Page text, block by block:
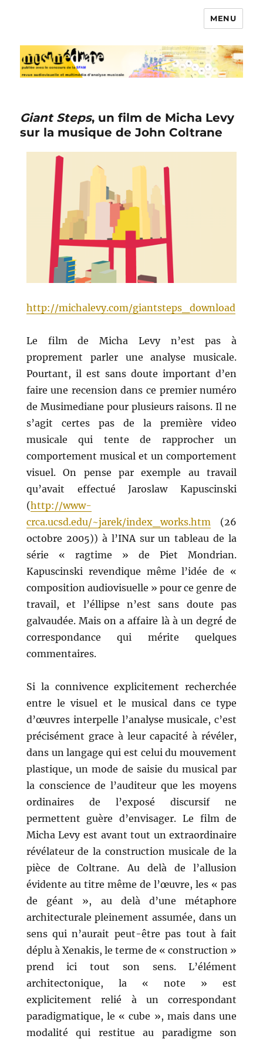
MENU
Giant Steps, un film de Micha Levy
sur la musique de John Coltrane
http://michalevy.com/giantsteps_download
Le film de Micha Levy n’est pas à
proprement parler une analyse musicale.
Pourtant, il est sans doute important d’en
faire une recension dans ce premier numéro
de Musimediane pour plusieurs raisons. Il ne
s’agit certes pas de la première video
musicale qui tente de rapprocher un
comportement musical et un comportement
visuel. On pense par exemple au travail
qu’avait effectué Jaroslaw Kapuscinski
(http://www-
crca.ucsd.edu/~jarek/index_works.htm (26
octobre 2005)) à l’INA sur un tableau de la
série « ragtime » de Piet Mondrian.
Kapuscinski revendique même l’idée de «
composition audiovisuelle » pour ce genre de
travail, et l’éllipse n’est sans doute pas
galvaudée. Mais on a affaire là à un degré de
correspondance qui mérite quelques
commentaires.
Si la connivence explicitement recherchée
entre le visuel et le musical dans ce type
d’œuvres interpelle l’analyse musicale, c’est
précisément grace à leur capacité à révéler,
dans un langage qui est celui du mouvement
plastique, un mode de saisie du musical par
la conscience de l’auditeur que les moyens
ordinaires de l’exposé discursif ne
permettent guère d’envisager. Le film de
Micha Levy est avant tout un extraordinaire
révélateur de la construction musicale de la
pièce de Coltrane. Au delà de l’allusion
évidente au titre même de l’œuvre, les « pas
de géant », au delà d’une métaphore
architecturale pleinement assumée, dans un
sens qui n’aurait peut-être pas tout à fait
déplu à Xenakis, le terme de « construction »
prend ici tout son sens. L’élément
architectonique, la « note » est
explicitement relié à un correspondant
paradigmatique, le « cube », mais dans une
modalité qui restitue au paradigme son